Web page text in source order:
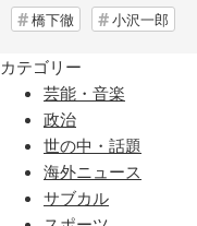
橋下徹 小沢一郎
カテゴリー
芸能・音楽
政治
世の中・話題
海外ニュース
サブカル